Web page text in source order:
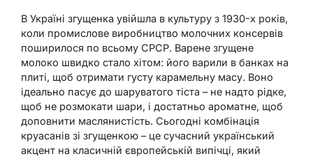
В Україні згущенка увійшла в культуру з 1930-х років,
коли промислове виробництво молочних консервів
поширилося по всьому СРСР. Варене згущене
молоко швидко стало хітом: його варили в банках на
плиті, щоб отримати густу карамельну масу. Воно
ідеально пасує до шаруватого тіста – не надто рідке,
щоб не розмокати шари, і достатньо ароматне, щоб
доповнити маслянистість. Сьогодні комбінація
круасанів зі згущенкою – це сучасний український
акцент на класичній європейській випічці, який